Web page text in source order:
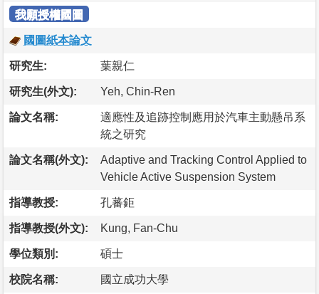
我願授權國圖
國圖紙本論文
研究生: 葉親仁
研究生(外文): Yeh, Chin-Ren
論文名稱:
適應性及追跡控制應用於汽車主動懸吊系
統之研究
論文名稱(外文):
Adaptive and Tracking Control Applied to
Vehicle Active Suspension System
指導教授: 孔蕃鉅
指導教授(外文): Kung, Fan-Chu
學位類別: 碩士
校院名稱: 國立成功大學